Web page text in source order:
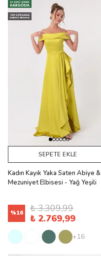
SEPETE EKLE
Kadın Kayık Yaka Saten Abiye &
Mezuniyet Elbisesi - Yağ Yeşili
%16
₺ 3.309,99
₺ 2.769,99
+16